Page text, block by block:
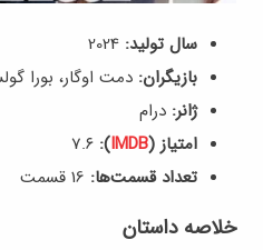
سال تولید:
بازیگران: دمت اوگار، بورا
ژانر: درام
امتیاز (IMDB
):
تعداد قسمت‌ها:
خلاصه داستان